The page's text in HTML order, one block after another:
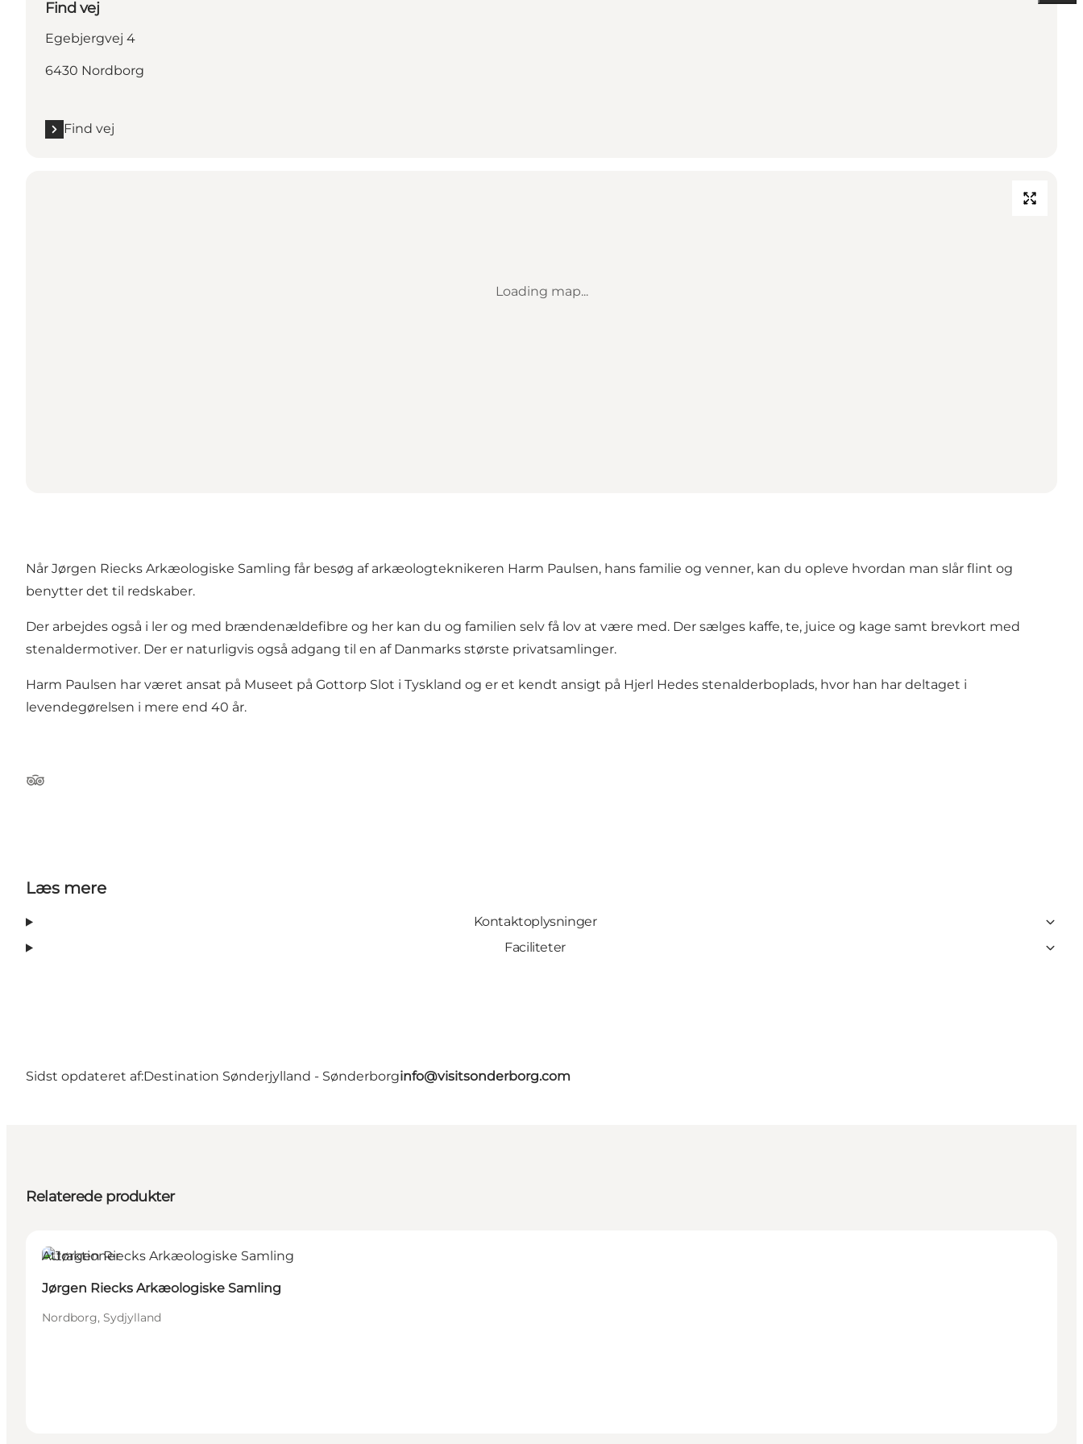
Find vej
Egebjergvej 4
6430 Nordborg
Find vej
Loading map...
Når Jørgen Riecks Arkæologiske Samling får besøg af arkæologteknikeren Harm Paulsen, hans familie og venner, kan du opleve hvordan man slår flint og
benytter det til redskaber.
Der arbejdes også i ler og med brændenældefibre og her kan du og familien selv få lov at være med. Der sælges kaffe, te, juice og kage samt brevkort med
stenaldermotiver. Der er naturligvis også adgang til en af Danmarks største privatsamlinger.
Harm Paulsen har været ansat på Museet på Gottorp Slot i Tyskland og er et kendt ansigt på Hjerl Hedes stenalderboplads, hvor han har deltaget i
levendegørelsen i mere end 40 år.
TripAdvisor
Læs mere
Kontaktoplysninger
Faciliteter
Sidst opdateret af:Destination Sønderjylland - Sønderborginfo@visitsonderborg.com
Relaterede produkter
Attraktioner
Jørgen Riecks Arkæologiske Samling
Nordborg, Sydjylland